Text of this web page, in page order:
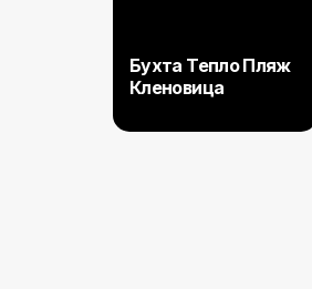
Бухта Тепло Пляж
Кленовица